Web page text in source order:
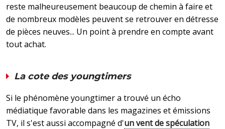
reste malheureusement beaucoup de chemin à faire et
de nombreux modèles peuvent se retrouver en détresse
de pièces neuves... Un point à prendre en compte avant
tout achat.
La cote des youngtimers
Si le phénomène youngtimer a trouvé un écho
médiatique favorable dans les magazines et émissions
TV, il s'est aussi accompagné d'un vent de spéculation